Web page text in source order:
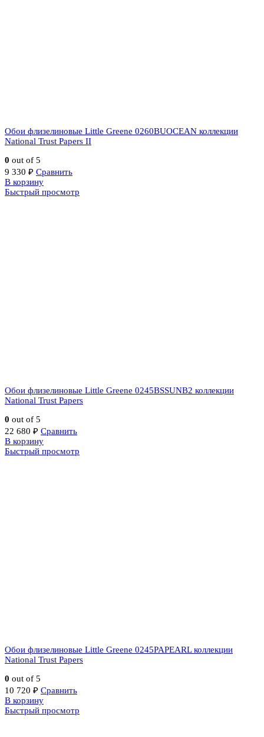
Обои флизелиновые Little Greene 0260BUOCEAN коллекции
National Trust Papers II
0 out of 5
9 330 ₽ Сравнить
В корзину
Быстрый просмотр
Обои флизелиновые Little Greene 0245BSSUNB2 коллекции
National Trust Papers
0 out of 5
22 680 ₽ Сравнить
В корзину
Быстрый просмотр
Обои флизелиновые Little Greene 0245PAPEARL коллекции
National Trust Papers
0 out of 5
10 720 ₽ Сравнить
В корзину
Быстрый просмотр